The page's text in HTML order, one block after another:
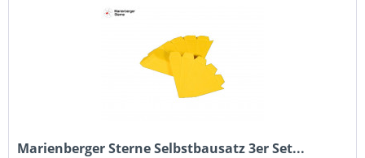
Marienberger Sterne Selbstbausatz 3er Set...